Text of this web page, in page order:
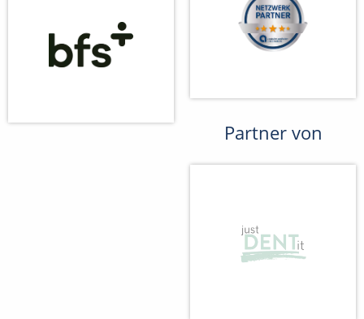
Partner von